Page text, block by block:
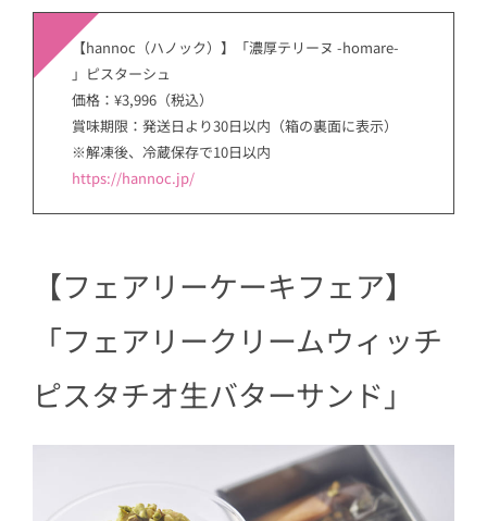
【hannoc（ハノック）】「濃厚テリーヌ -homare-
」ピスターシュ
価格：¥3,996（税込）
賞味期限：発送日より30日以内（箱の裏面に表示）
※解凍後、冷蔵保存で10日以内
https://hannoc.jp/
【フェアリーケーキフェア】
「フェアリークリームウィッチ
ピスタチオ生バターサンド」